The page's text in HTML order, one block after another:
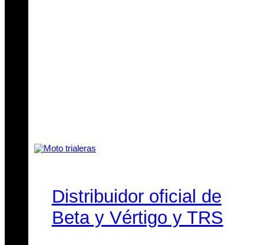
Distribuidor oficial de
Beta y Vértigo y TRS